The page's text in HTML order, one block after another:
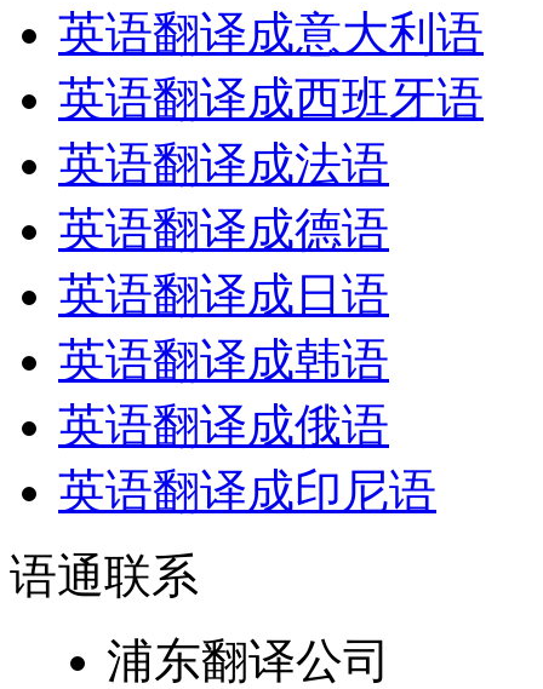
英语翻译成意大利语
英语翻译成西班牙语
英语翻译成法语
英语翻译成德语
英语翻译成日语
英语翻译成韩语
英语翻译成俄语
英语翻译成印尼语
语通联系
浦东翻译公司